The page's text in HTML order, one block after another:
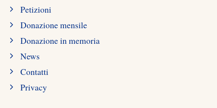
Petizioni
Donazione mensile
Donazione in memoria
News
Contatti
Privacy